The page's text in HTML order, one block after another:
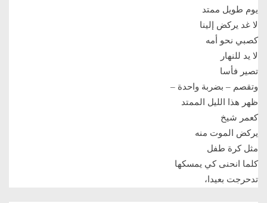
يوم طويل ممتد
لا غد يركض إلينا
كصبي نحو أمه
لا يد للنهار
تصير فأسا
وتقصم – بضربة واحدة –
ظهر هذا الليل الممتد
كعمر شيخ
يركض الموت منه
مثل كرة طفل
كلما انحنى كي يمسكها
تدحرجت بعيدا،